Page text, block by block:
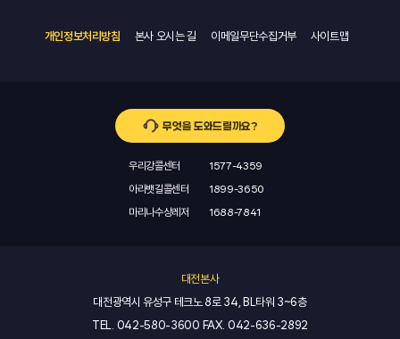
개인정보처리방침 본사 오시는 길 이메일무단수집거부 사이트맵
무엇을 도와드릴까요?
우리강콜센터
1577-4359
아라뱃길콜센터
1899-3650
마리나수상레저
1688-7841
대전본사
대전광역시 유성구 테크노 8로 34, BL타워 3~6층
TEL. 042-580-3600 FAX. 042-636-2892